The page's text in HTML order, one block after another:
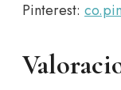
Pinterest: